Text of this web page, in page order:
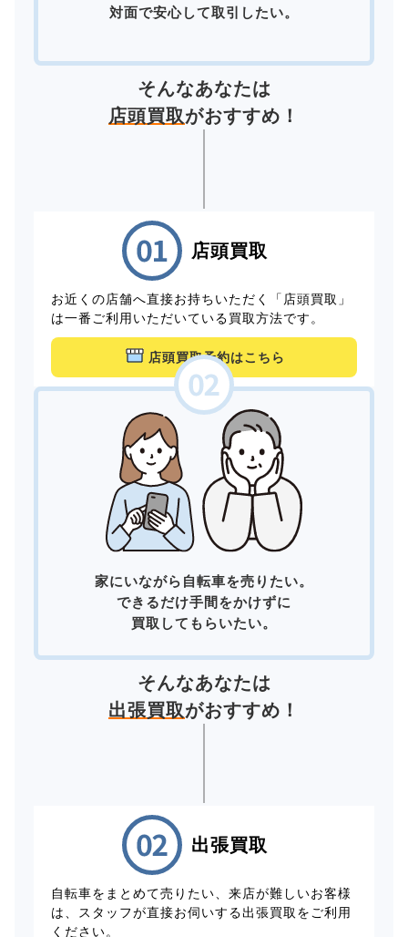
対面で安心して取引したい。
そんなあなたは
店頭買取がおすすめ！
店頭買取
お近くの店舗へ直接お持ちいただく「店頭買取」
は一番ご利用いただいている買取方法です。
店頭買取予約はこちら
家にいながら自転車を売りたい。
できるだけ手間をかけずに
買取してもらいたい。
そんなあなたは
出張買取がおすすめ！
出張買取
自転車をまとめて売りたい、来店が難しいお客様
は、スタッフが直接お伺いする出張買取をご利用
ください。